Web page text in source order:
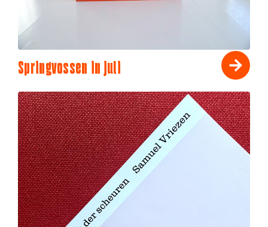
Springvossen in juli